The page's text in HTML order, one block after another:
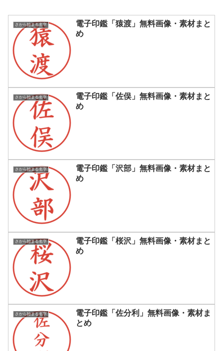
さから始まる名字
電子印鑑「猿渡」無料画像・素材まと
め
さから始まる名字
電子印鑑「佐俣」無料画像・素材まと
め
さから始まる名字
電子印鑑「沢部」無料画像・素材まと
め
さから始まる名字
電子印鑑「桜沢」無料画像・素材まと
め
さから始まる名字
電子印鑑「佐分利」無料画像・素材ま
とめ